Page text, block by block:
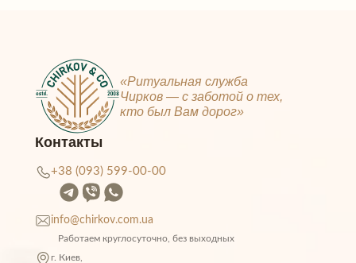
«Ритуальная служба
Чирков — c заботой о тех,
кто был Вам дорог»
Контакты
+38 (093) 599-00-00
info@chirkov.com.ua
Работаем круглосуточно, без выходных
г. Киев,